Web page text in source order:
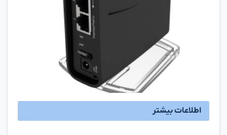
اطلاعات بیشتر